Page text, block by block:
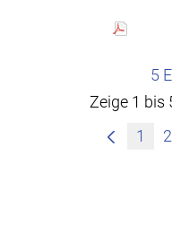
5
Zeige 1 bis
1
2